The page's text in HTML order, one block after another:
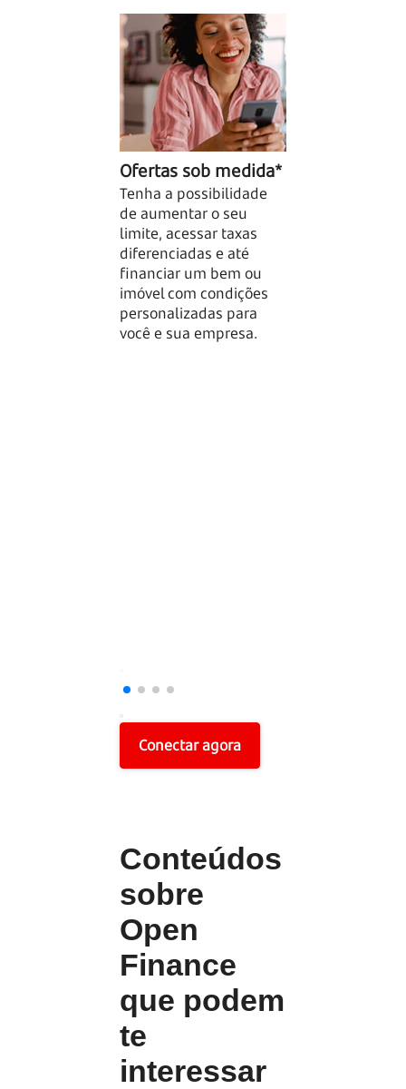
Ofertas sob medida*
Tenha a possibilidade
de aumentar o seu
limite, acessar taxas
diferenciadas e até
financiar um bem ou
imóvel com condições
personalizadas para
você e sua empresa.
Conectar agora
Conteúdos
sobre
Open
Finance
que podem
te
interessar